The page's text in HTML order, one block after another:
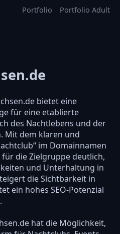
Portfolio Portfolio Adult
bietet eine
für eine etablierte
des Nachtlebens und der
Mit dem klaren und
im Domainnamen
die Zielgruppe deutlich,
und Unterhaltung in
die Sichtbarkeit in
ein hohes SEO-Potenzial
hat die Möglichkeit,